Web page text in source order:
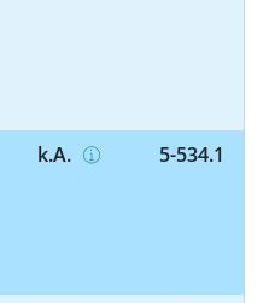
k.A. 5-534.1